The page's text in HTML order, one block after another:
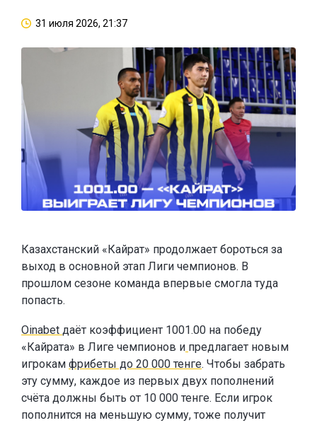
31 июля 2026, 21:37
Казахстанский «Кайрат» продолжает бороться за
выход в основной этап Лиги чемпионов. В
прошлом сезоне команда впервые смогла туда
попасть.
Oinabet даёт коэффициент 1001.00 на победу
«Кайрата» в Лиге чемпионов и предлагает новым
игрокам фрибеты до 20 000 тенге. Чтобы забрать
эту сумму, каждое из первых двух пополнений
счёта должны быть от 10 000 тенге. Если игрок
пополнится на меньшую сумму, тоже получит